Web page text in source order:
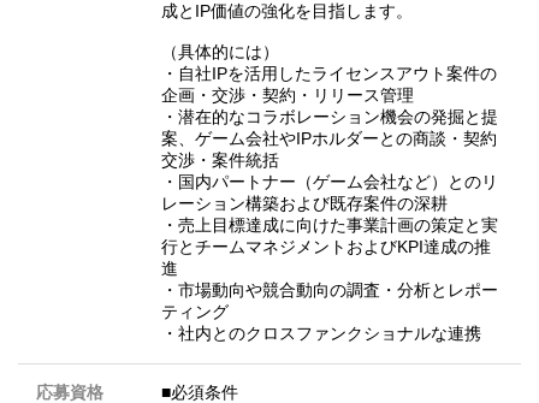
成とIP価値の強化を目指します。
（具体的には）
・自社IPを活用したライセンスアウト案件の
企画・交渉・契約・リリース管理
・潜在的なコラボレーション機会の発掘と提
案、ゲーム会社やIPホルダーとの商談・契約
交渉・案件統括
・国内パートナー（ゲーム会社など）とのリ
レーション構築および既存案件の深耕
・売上目標達成に向けた事業計画の策定と実
行とチームマネジメントおよびKPI達成の推
進
・市場動向や競合動向の調査・分析とレポー
ティング
・社内とのクロスファンクショナルな連携
応募資格
■必須条件